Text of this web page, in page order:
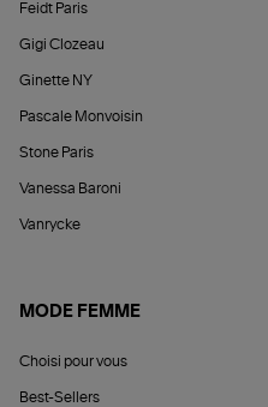
Feidt Paris
Gigi Clozeau
Ginette NY
Pascale Monvoisin
Stone Paris
Vanessa Baroni
Vanrycke
MODE FEMME
Choisi pour vous
Best-Sellers